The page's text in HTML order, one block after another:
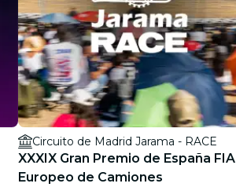
Circuito de Madrid Jarama - RACE
XXXIX Gran Premio de España FIA
Europeo de Camiones